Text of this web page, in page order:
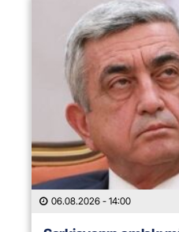
06.08.2026 - 14:00